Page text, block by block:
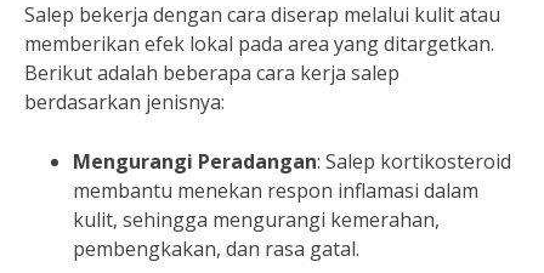
Salep bekerja dengan cara diserap melalui kulit atau
memberikan efek lokal pada area yang ditargetkan.
Berikut adalah beberapa cara kerja salep
berdasarkan jenisnya:
Mengurangi Peradangan: Salep kortikosteroid
membantu menekan respon inflamasi dalam
kulit, sehingga mengurangi kemerahan,
pembengkakan, dan rasa gatal.